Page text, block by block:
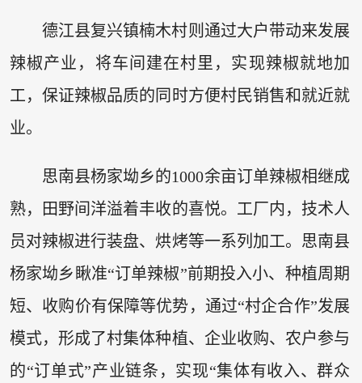
德江县复兴镇楠木村则通过大户带动来发展
辣椒产业，将车间建在村里，实现辣椒就地加
工，保证辣椒品质的同时方便村民销售和就近就
业。
思南县杨家坳乡的1000余亩订单辣椒相继成
熟，田野间洋溢着丰收的喜悦。工厂内，技术人
员对辣椒进行装盘、烘烤等一系列加工。思南县
杨家坳乡瞅准“订单辣椒”前期投入小、种植周期
短、收购价有保障等优势，通过“村企合作”发展
模式，形成了村集体种植、企业收购、农户参与
的“订单式”产业链条，实现“集体有收入、群众